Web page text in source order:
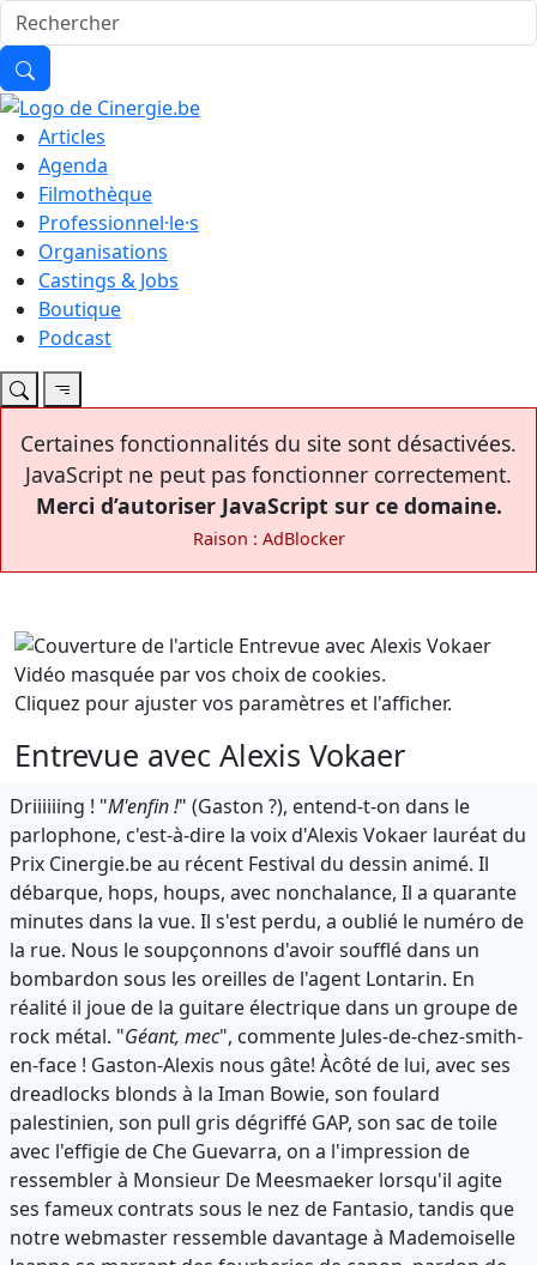
Articles
Agenda
Filmothèque
Professionnel·le·s
Organisations
Castings & Jobs
Boutique
Podcast
Certaines fonctionnalités du site sont désactivées.
JavaScript ne peut pas fonctionner correctement.
Merci d’autoriser JavaScript sur ce domaine.
Raison : AdBlocker
Vidéo masquée par vos choix de cookies.
Cliquez pour ajuster vos paramètres et l'afficher.
Entrevue avec Alexis Vokaer
Driiiiiing ! "M'enfin !" (Gaston ?), entend-t-on dans le
parlophone, c'est-à-dire la voix d'Alexis Vokaer lauréat du
Prix Cinergie.be au récent Festival du dessin animé. Il
débarque, hops, houps, avec nonchalance, Il a quarante
minutes dans la vue. Il s'est perdu, a oublié le numéro de
la rue. Nous le soupçonnons d'avoir soufflé dans un
bombardon sous les oreilles de l'agent Lontarin. En
réalité il joue de la guitare électrique dans un groupe de
rock métal. "Géant, mec", commente Jules-de-chez-smith-
en-face ! Gaston-Alexis nous gâte! Àcôté de lui, avec ses
dreadlocks blonds à la Iman Bowie, son foulard
palestinien, son pull gris dégriffé GAP, son sac de toile
avec l'effigie de Che Guevarra, on a l'impression de
ressembler à Monsieur De Meesmaeker lorsqu'il agite
ses fameux contrats sous le nez de Fantasio, tandis que
notre webmaster ressemble davantage à Mademoiselle